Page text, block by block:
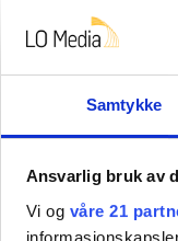
Samtykke
Ansvarlig bruk av
Vi og våre 21
Kort oppsummert
Fafo-rapporten er
beskjedne 35
eksempel at
en lønnsvekst på
Uvisst av hvilken